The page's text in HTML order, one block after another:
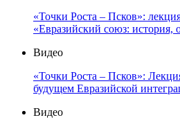
«Точки Роста – Псков»:
«Евразийский союз: история,
Видео
«Точки Роста – Псков»:
будущем Евразийской
Видео